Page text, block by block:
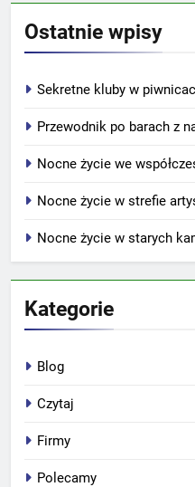
Ostatnie wpisy
Sekretne kluby w
Przewodnik po barach z
Nocne życie we
Nocne życie w strefie
Nocne życie w starych
Kategorie
Blog
Czytaj
Firmy
Polecamy